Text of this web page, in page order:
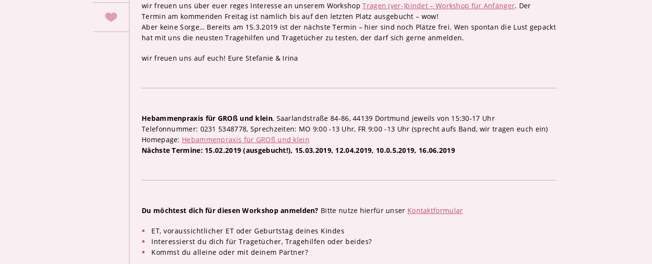
wir freuen uns über euer reges Interesse an unserem WorkshopTragen (ver-)bindet – Workshop für Anfänger. Der
Termin am kommenden Freitag ist nämlich bis auf den letzten Platz ausgebucht – wow!
Aber keine Sorge… Bereits am 15.3.2019 ist der nächste Termin – hier sind noch Plätze frei. Wen spontan die Lust gepackt
hat mit uns die neusten Tragehilfen und Tragetücher zu testen, der darf sich gerne anmelden.
wir freuen uns auf euch! Eure Stefanie & Irina
Hebammenpraxis für GROß und klein, Saarlandstraße 84-86, 44139 Dortmund jeweils von 15:30-17 Uhr
Telefonnummer: 0231 5348778, Sprechzeiten: MO 9:00 -13 Uhr, FR 9:00 -13 Uhr (sprecht aufs Band, wir tragen euch ein)
Homepage: Hebammenpraxis für GROß und klein
Nächste Termine: 15.02.2019 (ausgebucht!), 15.03.2019, 12.04.2019, 10.0.5.2019, 16.06.2019
Du möchtest dich für diesen Workshop anmelden? Bitte nutze hierfür unser Kontaktformular
ET, voraussichtlicher ET oder Geburtstag deines Kindes
Interessierst du dich für Tragetücher, Tragehilfen oder beides?
Kommst du alleine oder mit deinem Partner?